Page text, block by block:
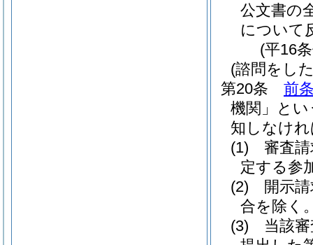
公文書の
について
(平16
(諮問をし
第20条
前
機関」とい
知しなけ
(1)
審査
定する参
(2)
開示
合を除く
(3)
当該